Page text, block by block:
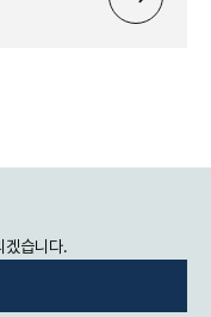
겠습니다.